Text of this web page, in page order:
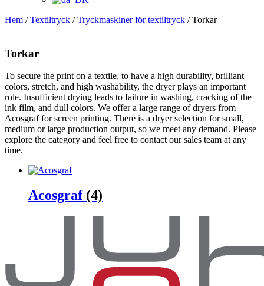
Hem /Textiltryck /Tryckmaskiner för textiltryck / Torkar
Torkar
To secure the print on a textile, to have a high durability, brilliant
colors, stretch, and high washability, the dryer plays an important
role. Insufficient drying leads to failure in washing, cracking of the
ink film, and dull colors. We offer a large range of dryers from
Acosgraf for screen printing. There is a dryer selection for small,
medium or large production output, so we meet any demand. Please
explore the category and feel free to contact our sales team at any
time.
Acosgraf (4)